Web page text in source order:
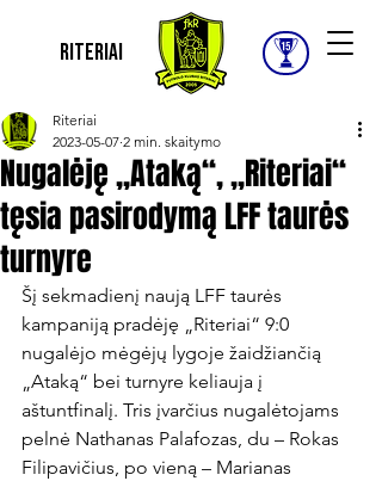
Riteriai
Nugalėję „Ataką“, „Riteriai“
tęsia pasirodymą LFF taurės
turnyre
Riteriai
2023-05-07 2 min. skaitymo
Šį sekmadienį naują LFF taurės
kampaniją pradėję „Riteriai“ 9:0
nugalėjo mėgėjų lygoje žaidžiančią
„Ataką“ bei turnyre keliauja į
aštuntfinalį. Tris įvarčius nugalėtojams
pelnė Nathanas Palafozas, du – Rokas
Filipavičius, po vieną – Marianas